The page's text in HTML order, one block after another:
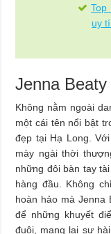
uy
Jenna
Không nằm ngoài
một cái tên nổi bật
đẹp tại Hạ Long.
mày ngài thời
những đôi bàn tay
hàng đầu. Không
hoàn hảo mà Jenna
để những khuyết
đuôi, mang lại sự